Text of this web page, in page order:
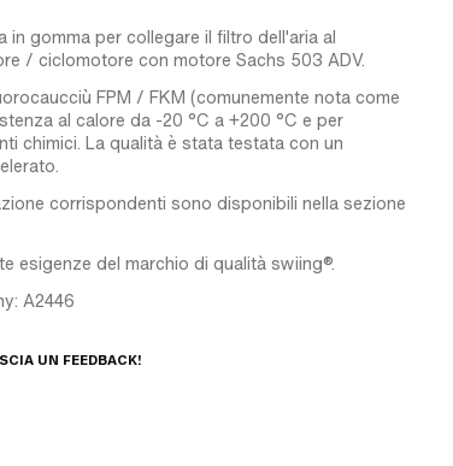
gomma per collegare il filtro dell'aria al
/ ciclomotore con motore Sachs 503 ADV.
FPM / FKM (comunemente nota come
al calore da -20 °C a +200 °C e per
chimici. La qualità è stata testata con un
corrispondenti sono disponibili nella sezione
esigenze del marchio di qualità swiing®.
A2446
UN FEEDBACK!